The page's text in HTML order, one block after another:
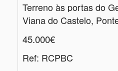
Viana do Castelo,
45.000€
Ref: RCPBC